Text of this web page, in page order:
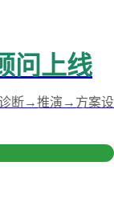
问上线
诊断→推演→方案设